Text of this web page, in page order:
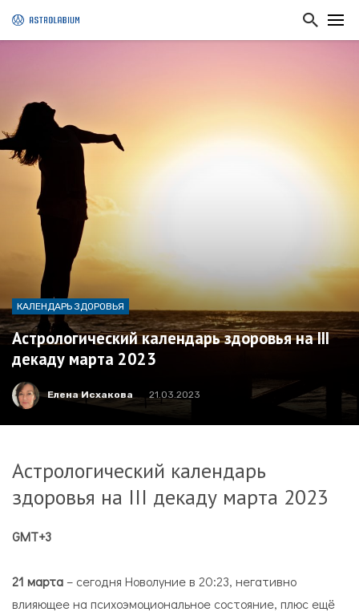
КАЛЕНДАРЬ ЗДОРОВЬЯ
Астрологический календарь здоровья на III
декаду марта 2023
Елена Исхакова 21.03.2023
Астрологический календарь
здоровья на III декаду марта 2023
GMT+3
21 марта – сегодня Новолуние в 20:23, негативно
влияющее на психоэмоциональное состояние, плюс ещё